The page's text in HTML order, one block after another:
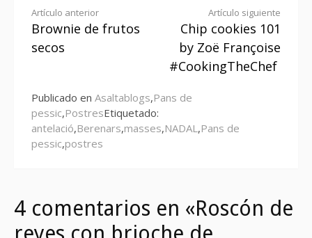
Seguir
leyendo
Artículo anterior
Brownie de frutos
secos
Artículo siguiente
Chip cookies 101
by Zoë Françoise
#CookingTheChef
Publicado en Asaltablogs,Pans de
pessic,PostresEtiquetado:
antelació,Berenars,masses,NADAL,Pans de
pessic,postres
4 comentarios en «Roscón de